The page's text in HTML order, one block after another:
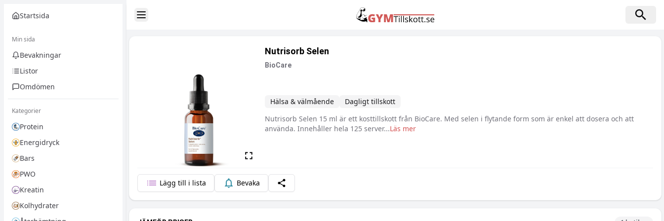
Startsida
Min sida
Bevakningar
Listor
Omdömen
Kategorier
Protein
Energidryck
Bars
PWO
Kreatin
Kolhydrater
Toggle Sidebar
Nutrisorb Selen
BioCare
Hälsa & välmående
Dagligt tillskott
Beskrivning
Nutrisorb Selen 15 ml är ett kosttillskott från BioCare. Med selen i flytande form som är enkel att dosera och att
använda. Innehåller hela 125 server...Läs mer
Lägg till i lista Bevaka Dela